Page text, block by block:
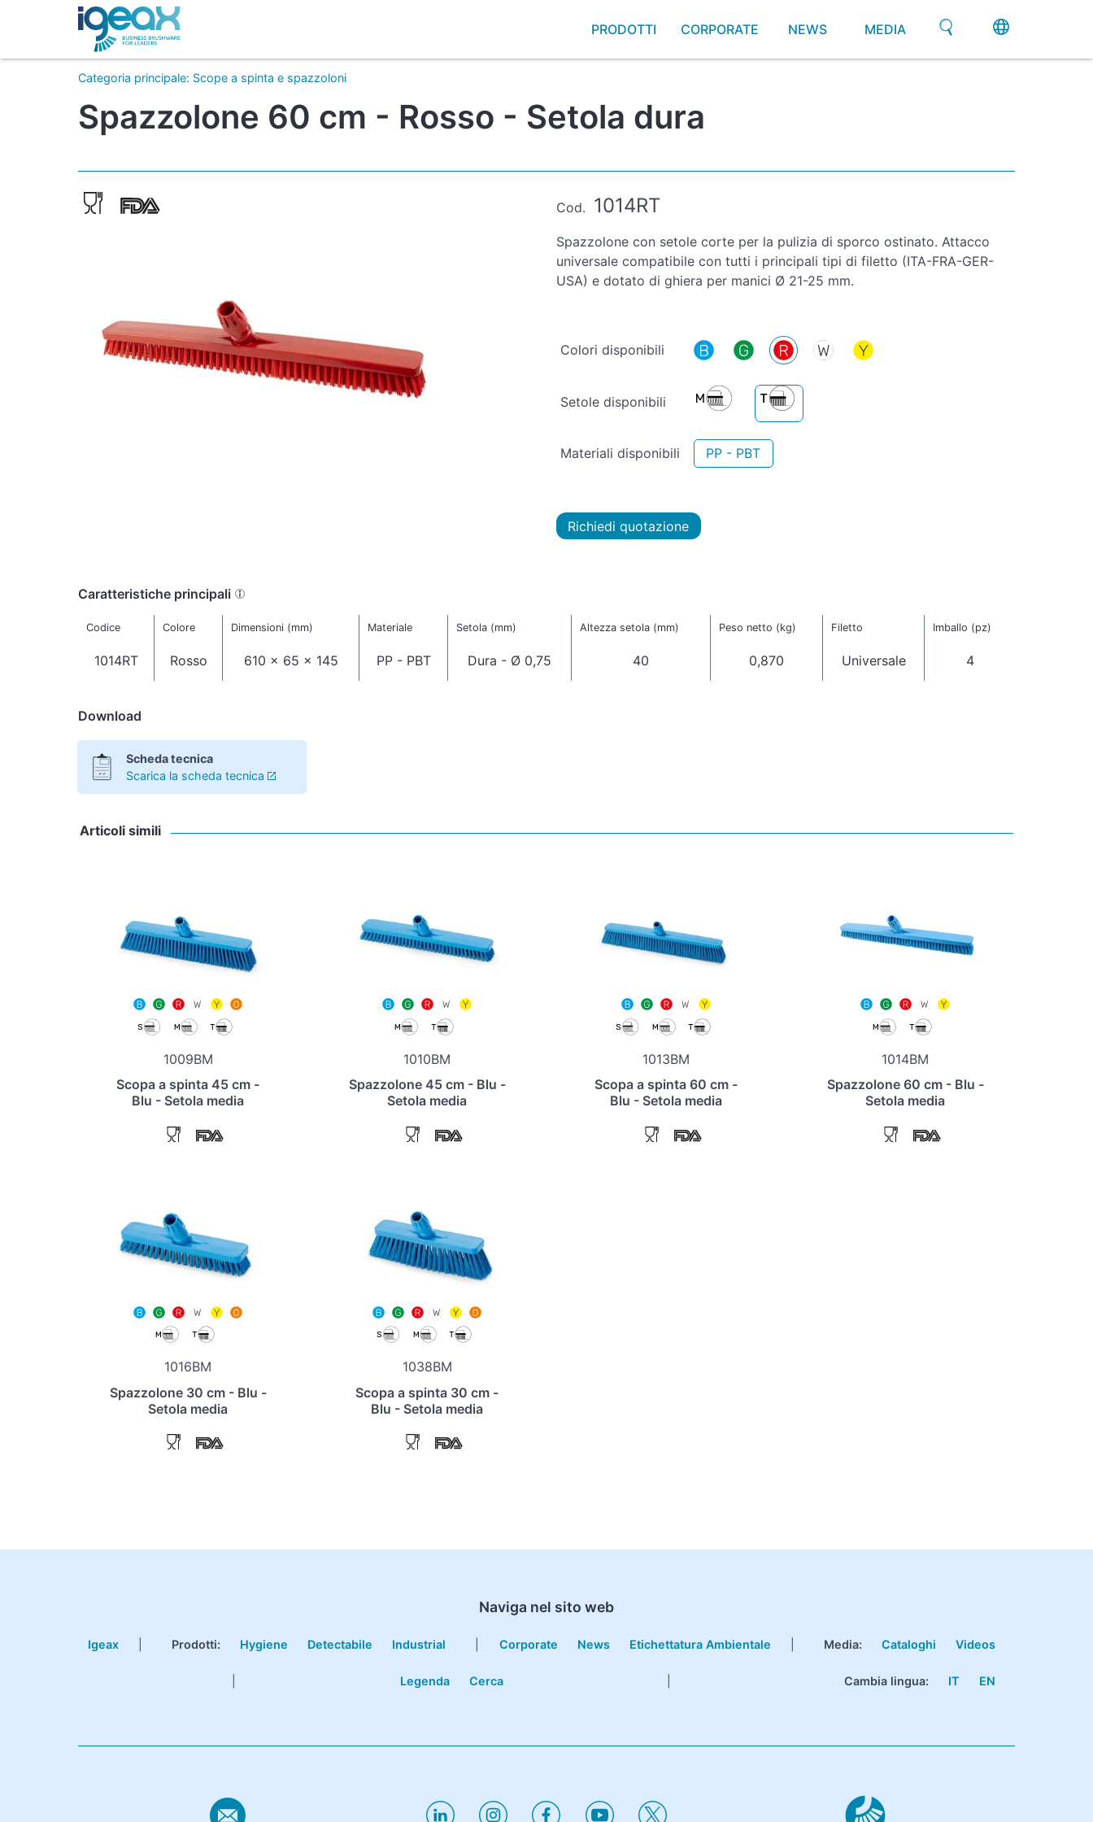
PRODOTTI CORPORATE NEWS MEDIA
Categoria principale: Scope a spinta e spazzoloni
Spazzolone 60 cm - Rosso - Setola dura
Cod. 1014RT
Spazzolone con setole corte per la pulizia di sporco ostinato. Attacco
universale compatibile con tutti i principali tipi di filetto (ITA-FRA-GER-
USA) e dotato di ghiera per manici Ø 21-25 mm.
Colori disponibili
Setole disponibili
Materiali disponibili PP - PBT
Richiedi quotazione
Caratteristiche principali
Codice Colore Dimensioni (mm) Materiale Setola (mm) Altezza setola (mm) Peso netto (kg) Filetto Imballo (pz)
1014RT Rosso 610 x 65 x 145 PP - PBT Dura - Ø 0,75 40 0,870 Universale 4
Download
Scheda tecnica
Scarica la scheda tecnica
Articoli simili
1009BM
Scopa a spinta 45 cm -
Blu - Setola media
1010BM
Spazzolone 45 cm - Blu -
Setola media
1013BM
Scopa a spinta 60 cm -
Blu - Setola media
1014BM
Spazzolone 60 cm - Blu -
Setola media
1016BM
Spazzolone 30 cm - Blu -
Setola media
1038BM
Scopa a spinta 30 cm -
Blu - Setola media
Naviga nel sito web
Igeax Prodotti: Hygiene Detectabile Industrial Corporate News Etichettatura Ambientale Media: Cataloghi Videos
Legenda Cerca Cambia lingua: IT EN